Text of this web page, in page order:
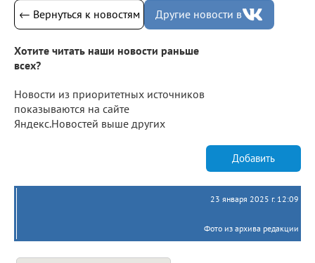
← Вернуться к новостям Другие новости в
Хотите читать наши новости раньше
всех?
Новости из приоритетных источников
показываются на сайте
Яндекс.Новостей выше других
Добавить
23 января 2025 г. 12:09
Фото из архива редакции